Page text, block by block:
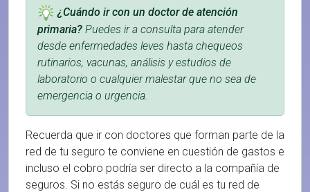
¿Cuándo ir con un doctor de atención
primaria? Puedes ir a consulta para atender
desde enfermedades leves hasta chequeos
rutinarios, vacunas, análisis y estudios de
laboratorio o cualquier malestar que no sea de
emergencia o urgencia.
Recuerda que ir con doctores que forman parte de la
red de tu seguro te conviene en cuestión de gastos e
incluso el cobro podría ser directo a la compañía de
seguros. Si no estás seguro de cuál es tu red de